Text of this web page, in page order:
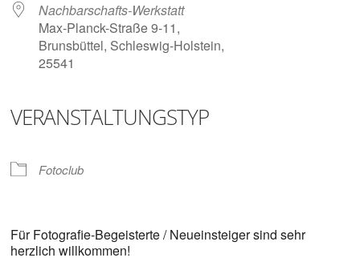
Nachbarschafts-Werkstatt
Max-Planck-Straße 9-11,
Brunsbüttel, Schleswig-Holstein,
25541
VERANSTALTUNGSTYP
Fotoclub
Für Fotografie-Begeisterte / Neueinsteiger sind sehr
herzlich willkommen!